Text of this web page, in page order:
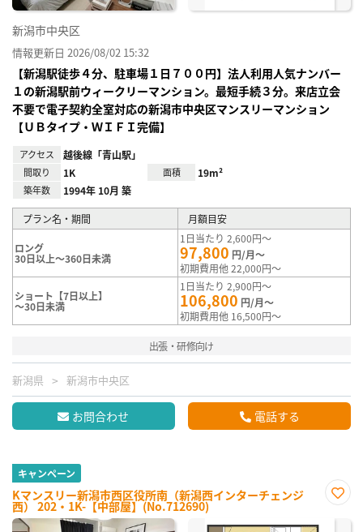
新潟市中央区
情報更新日 2026/08/02 15:32
【新潟駅徒歩４分、駐車場１日７００円】法人利用人気ナンバー
１の新潟駅前ウィークリーマンション。最短手続３分。来店立会
不要で電子契約全室対応の新潟市中央区マンスリーマンション
【ＵＢタイプ・ＷＩＦＩ完備】
アクセス 越後線「青山駅」
間取り 1K 面積 19m²
築年数 1994年 10月 築
プラン名・期間 月額目安
ロング
30日以上～360日未満
1日当たり 2,600円～
97,800 円/月～
初期費用他 22,000円～
ショート【7日以上】
～30日未満
1日当たり 2,900円～
106,800 円/月～
初期費用他 16,500円～
出張・研修向け
新潟県 新潟市中央区
お問合わせ 電話する
キャンペーン
Kマンスリー新潟市西区役所南（新潟西インターチェンジ
西） 202・1K-【中部屋】(No.712690)
に入